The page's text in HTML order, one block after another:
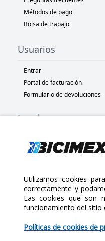
$60.00
Métodos de pago
Bolsa de trabajo
Usuarios
Entrar
Portal de facturación
Formulario de devoluciones
Legal
Políticas de privacidad
Políticas de devolución
Copyright 2025 Bicimex®. All
Agosto 7, 2026
Utilizamos cookies
correctamente y
Las cookies que son
funcionamiento del sitio
Políticas de cookies de